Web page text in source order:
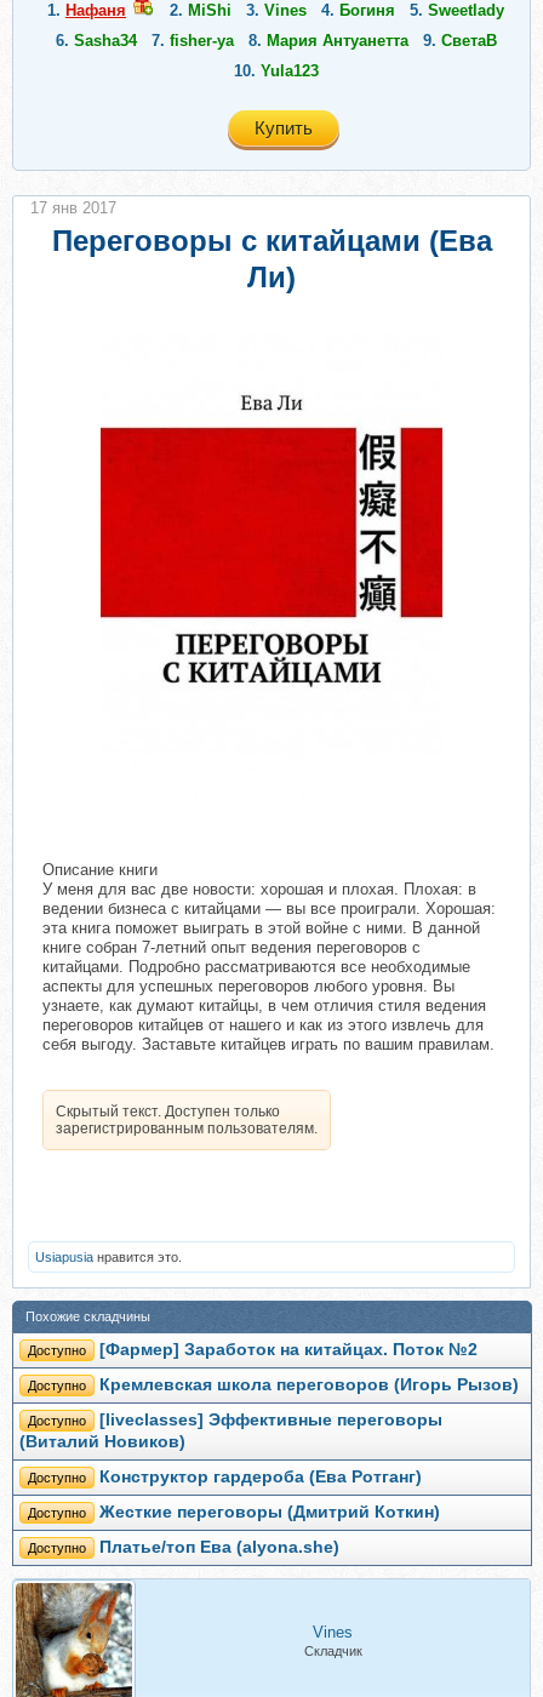
1. Нафаня 2. MiShi 3. Vines 4. Богиня 5. Sweetlady
6. Sasha34 7. fisher-ya 8. Мария Антуанетта 9. СветаВ
10. Yula123
Купить
Переговоры с китайцами (Ева
Ли)
Описание книги
У меня для вас две новости: хорошая и плохая. Плохая: в
ведении бизнеса с китайцами — вы все проиграли. Хорошая:
эта книга поможет выиграть в этой войне с ними. В данной
книге собран 7-летний опыт ведения переговоров с
китайцами. Подробно рассматриваются все необходимые
аспекты для успешных переговоров любого уровня. Вы
узнаете, как думают китайцы, в чем отличия стиля ведения
переговоров китайцев от нашего и как из этого извлечь для
себя выгоду. Заставьте китайцев играть по вашим правилам.
Скрытый текст. Доступен только
зарегистрированным пользователям.
17 янв 2017
Usiapusia нравится это.
Похожие складчины
Доступно [Фармер] Заработок на китайцах. Поток №2
Доступно Кремлевская школа переговоров (Игорь Рызов)
Доступно
[liveclasses] Эффективные переговоры
(Виталий Новиков)
Доступно Конструктор гардероба (Ева Ротганг)
Доступно Жесткие переговоры (Дмитрий Коткин)
Доступно Платье/топ Ева (alyona.she)
Vines
Складчик